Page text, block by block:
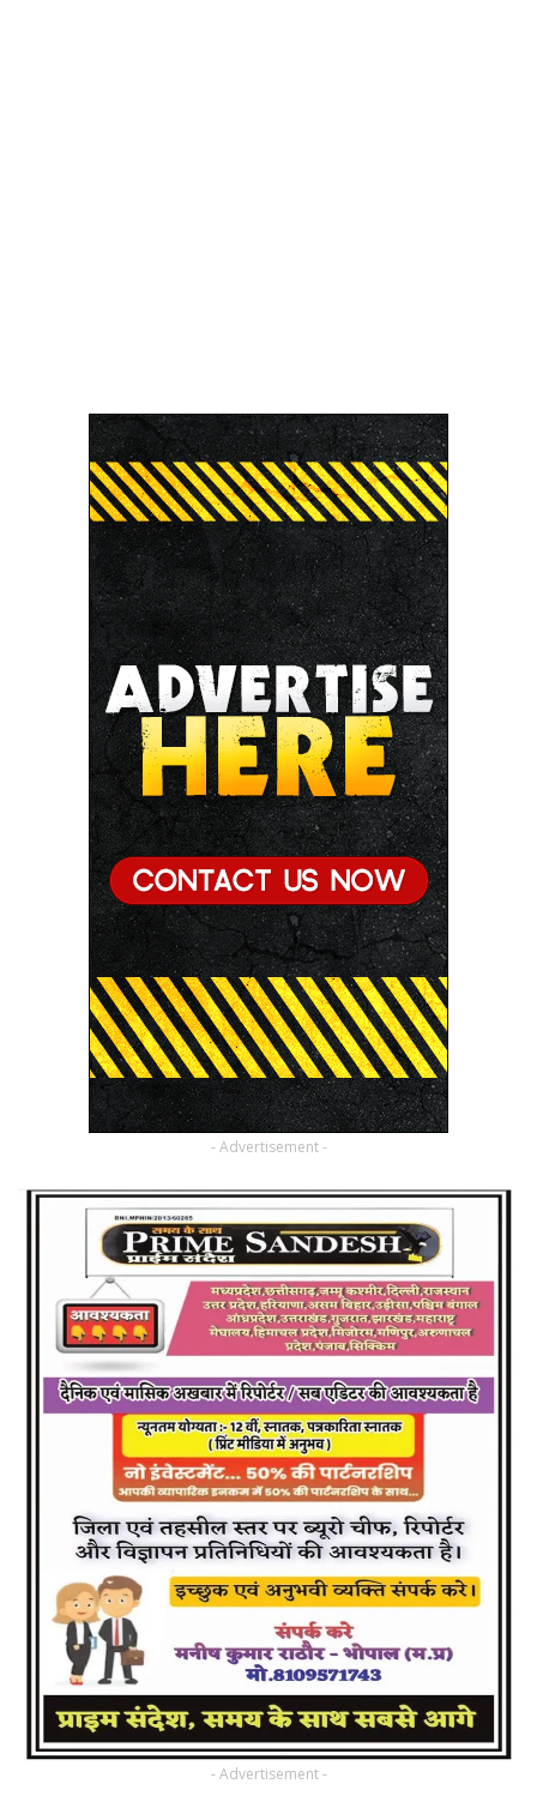
- Advertisement -
- Advertisement -